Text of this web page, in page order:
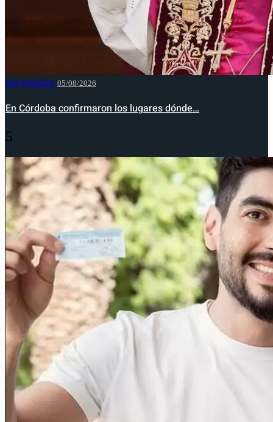
NACIONALES 05/08/2026
En Córdoba confirmaron los lugares dónde…
5